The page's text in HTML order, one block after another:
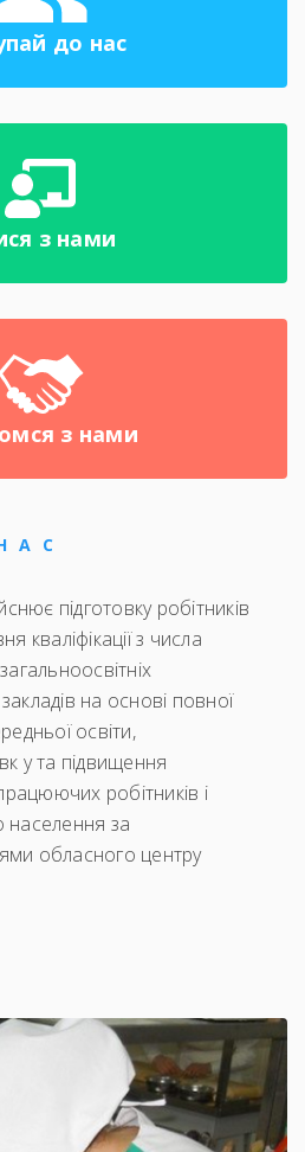
до нас
з нами
з нами
підготовку робітників
кваліфікації з числа
на основі повної
освіти,
у та підвищення
працюючих робітників і
населення за
обласного центру